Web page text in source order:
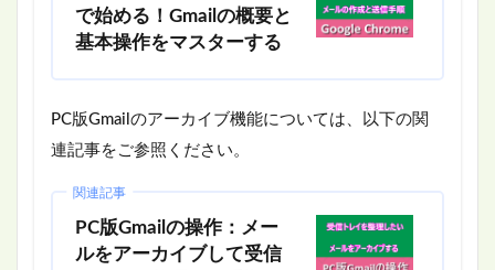
で始める！Gmailの概要と
基本操作をマスターする
PC版Gmailのアーカイブ機能については、以下の関
連記事をご参照ください。
関連記事
PC版Gmailの操作：メー
ルをアーカイブして受信